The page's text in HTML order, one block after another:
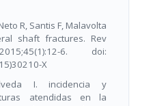
R, Santis F, Malavolta
shaft fractures. Rev
6. doi:
X
I. incidencia y
atendidas en la